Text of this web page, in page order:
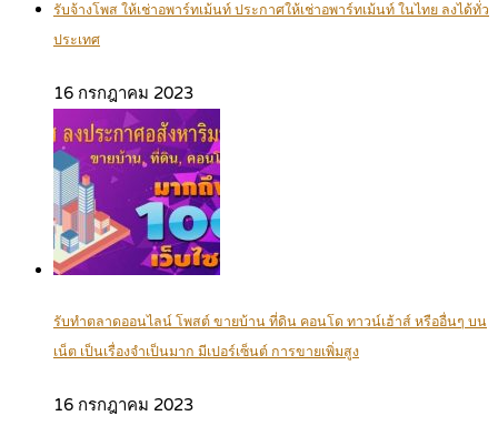
รับจ้างโพส ให้เช่าอพาร์ทเม้นท์ ประกาศให้เช่าอพาร์ทเม้นท์ ในไทย ลงได้ทั่ว
ประเทศ
16 กรกฎาคม 2023
รับทำตลาดออนไลน์ โพสต์ ขายบ้าน ที่ดิน คอนโด ทาวน์เฮ้าส์ หรืออื่นๆ บน
เน็ต เป็นเรื่องจำเป็นมาก มีเปอร์เซ็นต์ การขายเพิ่มสูง
16 กรกฎาคม 2023